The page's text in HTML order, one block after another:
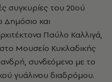
συγκυρίες του 20ού
Δημόσιο και
Παύλο Καλλιγά,
Μουσείο Κυκλαδικής
συνδεόμενο με το
γυάλινου διαδρόμου.